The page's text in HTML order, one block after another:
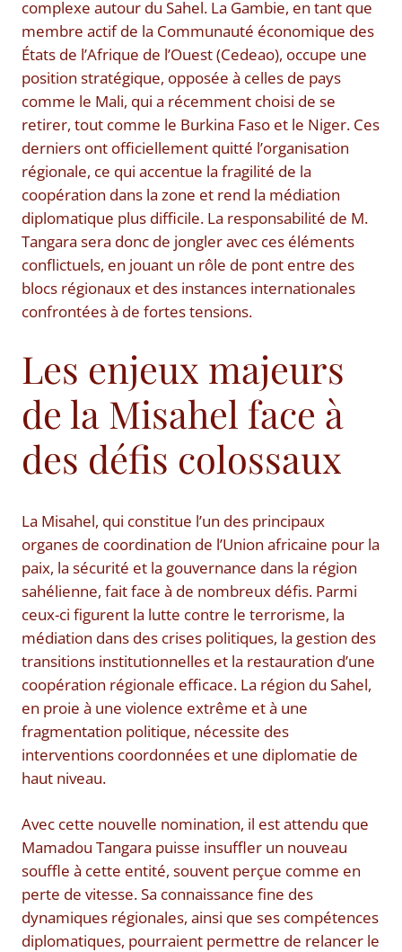
complexe autour du Sahel. La Gambie, en tant que
membre actif de la Communauté économique des
États de l’Afrique de l’Ouest (Cedeao), occupe une
position stratégique, opposée à celles de pays
comme le Mali, qui a récemment choisi de se
retirer, tout comme le Burkina Faso et le Niger. Ces
derniers ont officiellement quitté l’organisation
régionale, ce qui accentue la fragilité de la
coopération dans la zone et rend la médiation
diplomatique plus difficile. La responsabilité de M.
Tangara sera donc de jongler avec ces éléments
conflictuels, en jouant un rôle de pont entre des
blocs régionaux et des instances internationales
confrontées à de fortes tensions.
Les enjeux majeurs
de la Misahel face à
des défis colossaux
La Misahel, qui constitue l’un des principaux
organes de coordination de l’Union africaine pour la
paix, la sécurité et la gouvernance dans la région
sahélienne, fait face à de nombreux défis. Parmi
ceux-ci figurent la lutte contre le terrorisme, la
médiation dans des crises politiques, la gestion des
transitions institutionnelles et la restauration d’une
coopération régionale efficace. La région du Sahel,
en proie à une violence extrême et à une
fragmentation politique, nécessite des
interventions coordonnées et une diplomatie de
haut niveau.
Avec cette nouvelle nomination, il est attendu que
Mamadou Tangara puisse insuffler un nouveau
souffle à cette entité, souvent perçue comme en
perte de vitesse. Sa connaissance fine des
dynamiques régionales, ainsi que ses compétences
diplomatiques, pourraient permettre de relancer le